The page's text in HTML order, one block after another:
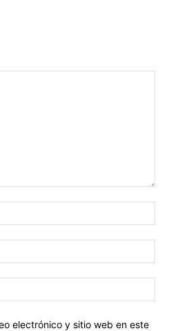
electrónico y sitio web en este